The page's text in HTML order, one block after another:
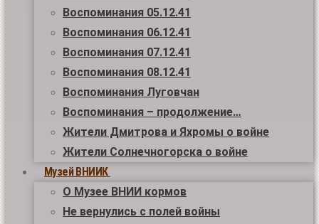
Воспоминания 05.12.41
Воспоминания 06.12.41
Воспоминания 07.12.41
Воспоминания 08.12.41
Воспоминания Луговчан
Воспоминания – продолжение…
Жители Дмитрова и Яхромы о войне
Жители Солнечногорска о войне
Музей ВНИИК
О Музее ВНИИ кормов
Не вернулись с полей войны